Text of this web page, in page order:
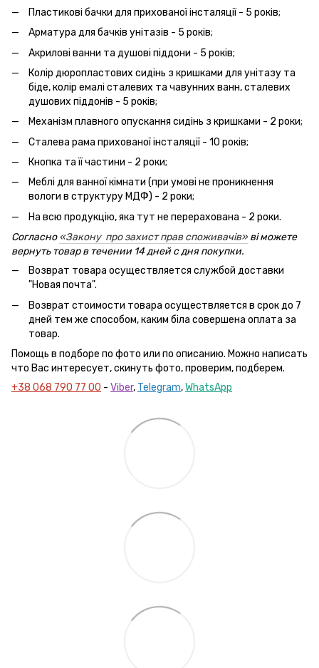
Пластикові бачки для прихованої інсталяції - 5 років;
Арматура для бачків унітазів - 5 років;
Акрилові ванни та душові піддони - 5 років;
Колір дюропластових сидінь з кришками для унітазу та
біде, колір емалі сталевих та чавунних ванн, сталевих
душових піддонів - 5 років;
Механізм плавного опускання сидінь з кришками - 2 роки;
Сталева рама прихованої інсталяції - 10 років;
Кнопка та її частини - 2 роки;
Меблі для ванної кімнати (при умові не проникнення
вологи в структуру МДФ) - 2 роки;
На всю продукцію, яка тут не перерахована - 2 роки.
Согласно«Закону про захист прав споживачів» ві можете
вернуть товар в течении 14 дней с дня покупки.
Возврат товара осуществляется службой доставки
"Новая почта".
Возврат стоимости товара осуществляется в срок до 7
дней тем же способом, каким біла совершена оплата за
товар.
Помощь в подборе по фото или по описанию. Можно написать
что Вас интересует, скинуть фото, проверим, подберем.
+38 068 790 77 00 - Viber, Telegram,WhatsApp